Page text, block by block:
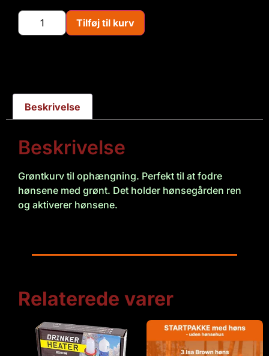
Tilføj til kurv
Beskrivelse
Beskrivelse
Grøntkurv til ophængning. Perfekt til at fodre
hønsene med grønt. Det holder hønsegården ren
og aktiverer hønsene.
Relaterede varer